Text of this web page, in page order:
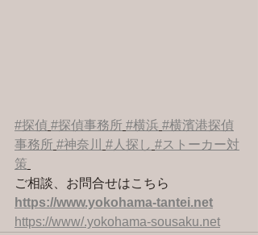
#探偵 #探偵事務所 #横浜 #横濱港探偵
事務所 #神奈川 #人探し #ストーカー対
策
ご相談、お問合せはこちら
https://www.yokohama-tantei.net
https://www/.yokohama-sousaku.net